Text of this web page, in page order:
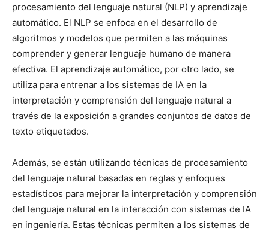
procesamiento del lenguaje natural (NLP) y aprendizaje
automático. El NLP se enfoca en el desarrollo de
algoritmos y modelos que permiten a las máquinas
comprender y generar lenguaje humano de manera
efectiva. El aprendizaje automático, por otro lado, se
utiliza para entrenar a los sistemas de IA en la
interpretación y comprensión del lenguaje natural a
través de la exposición a grandes conjuntos de datos de
texto etiquetados.
Además, se están utilizando técnicas de procesamiento
del lenguaje natural basadas en reglas y enfoques
estadísticos para mejorar la interpretación y comprensión
del lenguaje natural en la interacción con sistemas de IA
en ingeniería. Estas técnicas permiten a los sistemas de